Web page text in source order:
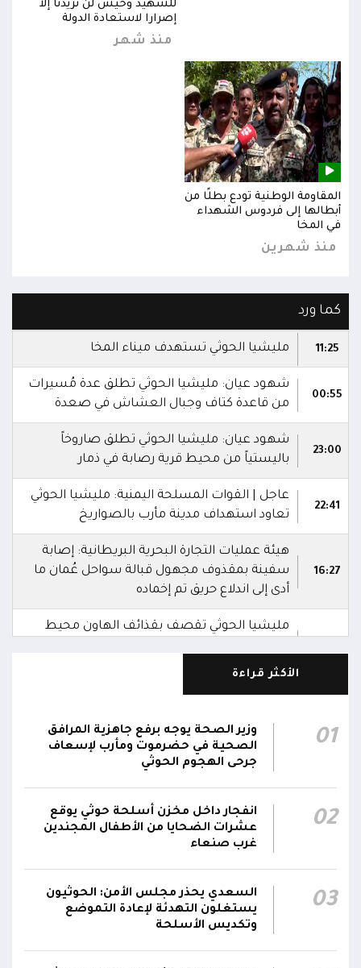
للشهيد وحيش لن تزيدنا إلا
إصرارا لاستعادة الدولة
منذ شهر
المقاومة الوطنية تودع بطلًا من
أبطالها إلى فردوس الشهداء
في المخا
منذ شهرين
كما ورد
11:25 مليشيا الحوثي تستهدف ميناء المخا
00:55
شهود عيان: مليشيا الحوثي تطلق عدة مُسيرات
من قاعدة كتاف وجبال العشاش في صعدة
23:00
شهود عيان: مليشيا الحوثي تطلق صاروخاً
باليستياً من محيط قرية رصابة في ذمار
22:41
عاجل | القوات المسلحة اليمنية: مليشيا الحوثي
تعاود استهداف مدينة مأرب بالصواريخ
16:27
هيئة عمليات التجارة البحرية البريطانية: إصابة
سفينة بمقذوف مجهول قبالة سواحل عُمان ما
أدى إلى اندلاع حريق تم إخماده
مليشيا الحوثي تقصف بقذائف الهاون محيط
قعطبة في الضالع
في الضالع
قصف حوثي عشوائي بالسلاح الثقيل يستهدف
الأكثر قراءة
01
وزير الصحة يوجه برفع جاهزية المرافق
الصحية في حضرموت ومأرب لإسعاف
جرحى الهجوم الحوثي
02
انفجار داخل مخزن أسلحة حوثي يوقع
عشرات الضحايا من الأطفال المجندين
غرب صنعاء
03
السعدي يحذر مجلس الأمن: الحوثيون
يستغلون التهدئة لإعادة التموضع
وتكديس الأسلحة